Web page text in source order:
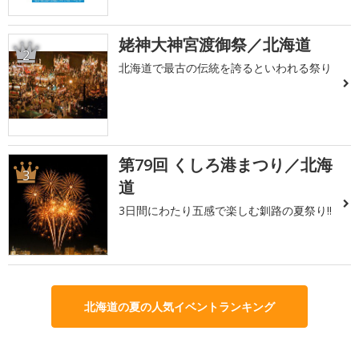
2 姥神大神宮渡御祭／北海道
北海道で最古の伝統を誇るといわれる祭り
3
第79回 くしろ港まつり／北海
道
3日間にわたり五感で楽しむ釧路の夏祭り!!
北海道の夏の人気イベントランキング